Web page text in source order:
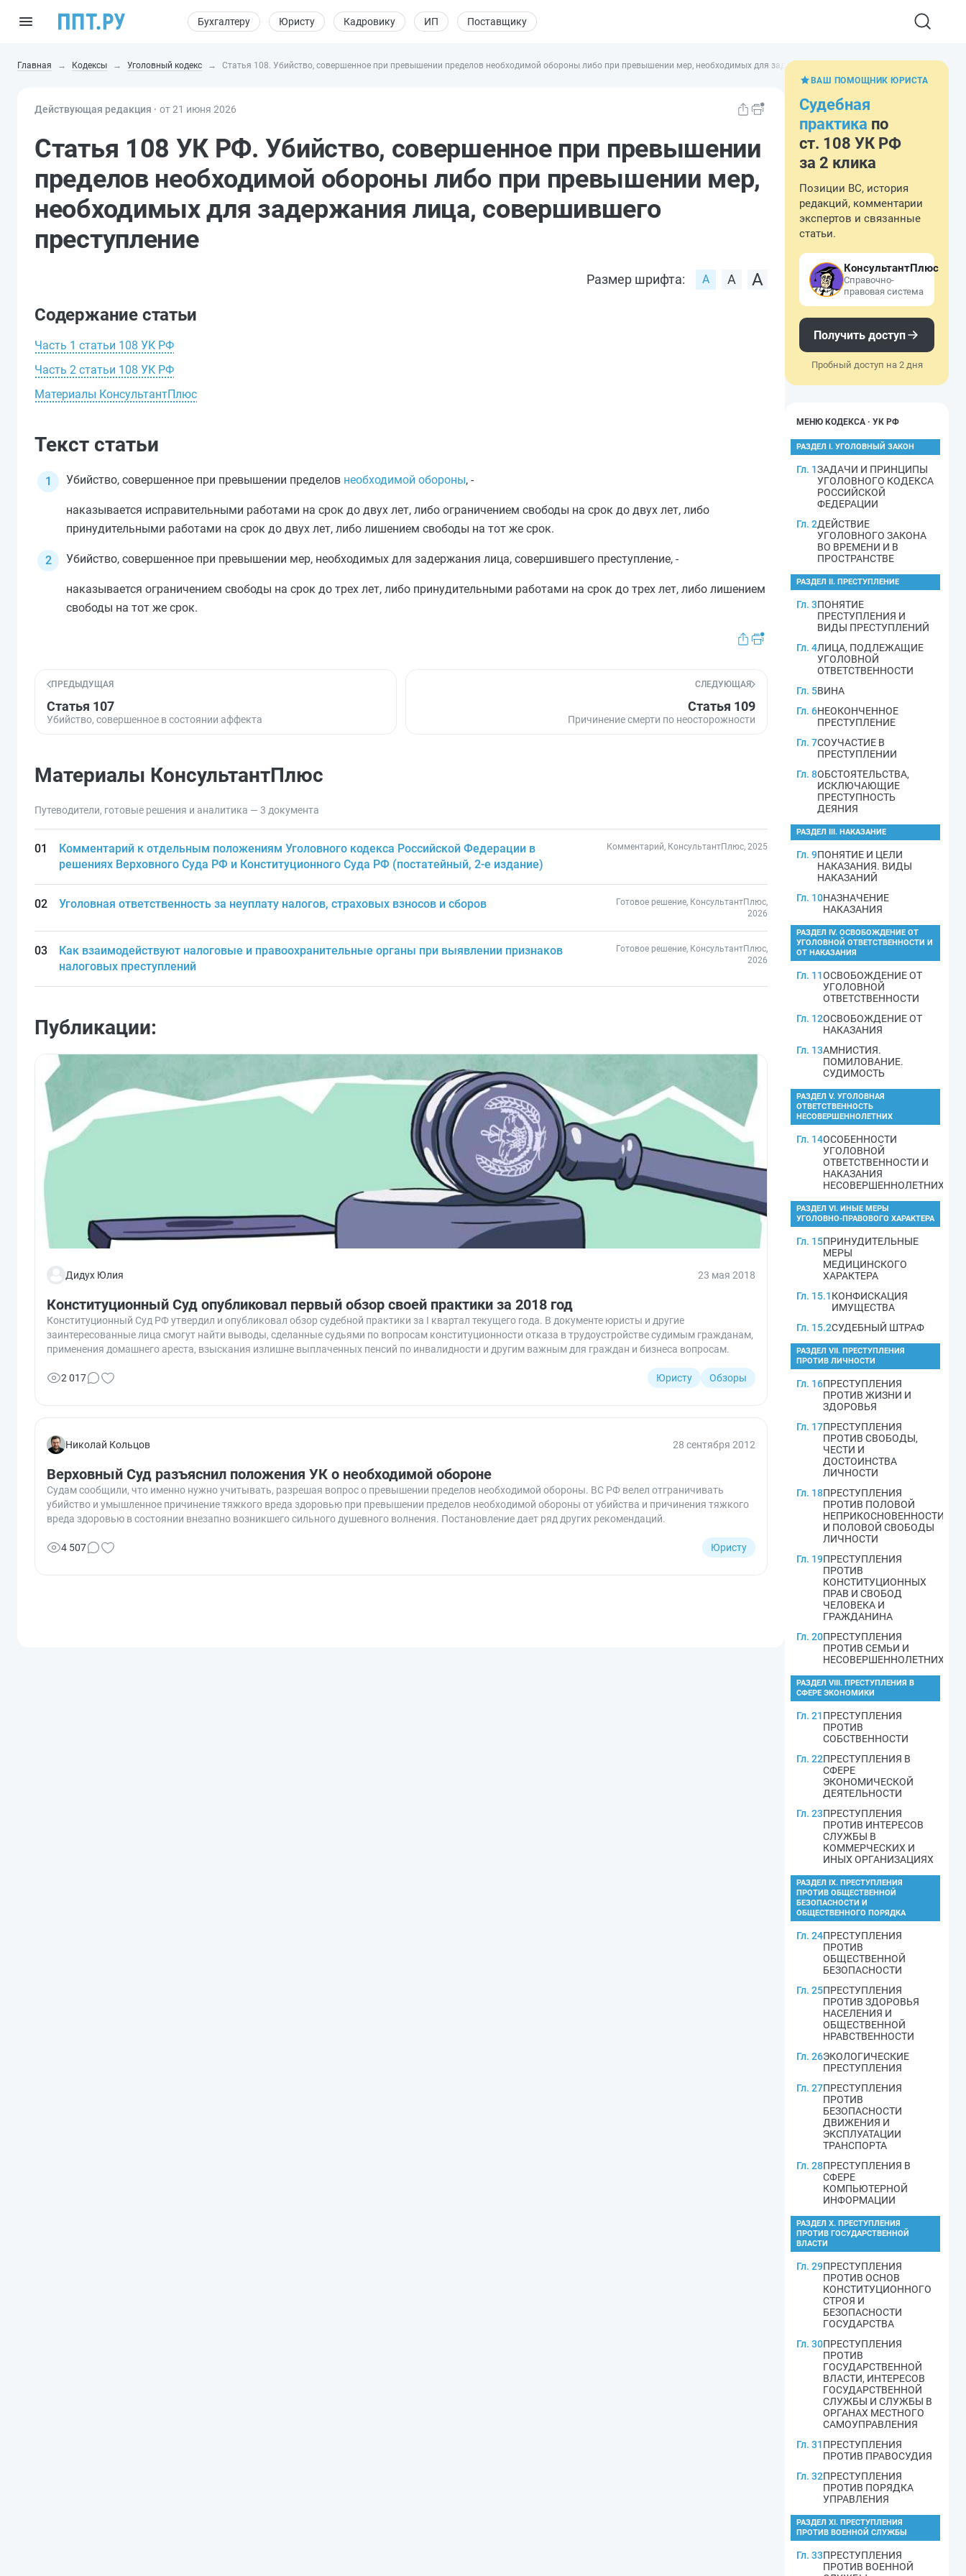
Бухгалтеру Юристу Кадровику ИП Поставщику
Главная Кодексы Уголовный кодекс Статья 108. Убийство, совершенное при превышении пределов необходимой обороны либо при превышении мер, необходимых для задержания лица, совершившего преступление
Действующая редакция ⸱ от 21 июня 2026
Статья 108 УК РФ. Убийство, совершенное при превышении
пределов необходимой обороны либо при превышении мер,
необходимых для задержания лица, совершившего
преступление
Размер шрифта:
Содержание статьи
Часть 1 статьи 108 УК РФ
Часть 2 статьи 108 УК РФ
Материалы КонсультантПлюс
Текст статьи
Убийство, совершенное при превышении пределов необходимой обороны, -
наказывается исправительными работами на срок до двух лет, либо ограничением свободы на срок до двух лет, либо
принудительными работами на срок до двух лет, либо лишением свободы на тот же срок.
Убийство, совершенное при превышении мер, необходимых для задержания лица, совершившего преступление, -
наказывается ограничением свободы на срок до трех лет, либо принудительными работами на срок до трех лет, либо лишением
свободы на тот же срок.
ПРЕДЫДУЩАЯ
Статья 107
Убийство, совершенное в состоянии аффекта
СЛЕДУЮЩАЯ
Статья 109
Причинение смерти по неосторожности
Материалы КонсультантПлюс
Путеводители, готовые решения и аналитика — 3 документа
Комментарий к отдельным положениям Уголовного кодекса Российской Федерации в
решениях Верховного Суда РФ и Конституционного Суда РФ (постатейный, 2-е издание)
Комментарий, КонсультантПлюс, 2025
Уголовная ответственность за неуплату налогов, страховых взносов и сборов
Готовое решение, КонсультантПлюс,
2026
Как взаимодействуют налоговые и правоохранительные органы при выявлении признаков
налоговых преступлений
Готовое решение, КонсультантПлюс,
2026
Публикации:
Дидух Юлия 23 мая 2018
Конституционный Суд опубликовал первый обзор своей практики за 2018 год
Конституционный Суд РФ утвердил и опубликовал обзор судебной практики за I квартал текущего года. В документе юристы и другие
заинтересованные лица смогут найти выводы, сделанные судьями по вопросам конституционности отказа в трудоустройстве судимым гражданам,
применения домашнего ареста, взыскания излишне выплаченных пенсий по инвалидности и другим важным для граждан и бизнеса вопросам.
Юристу Обзоры
2 017
Николай Кольцов 28 сентября 2012
Верховный Суд разъяснил положения УК о необходимой обороне
Судам сообщили, что именно нужно учитывать, разрешая вопрос о превышении пределов необходимой обороны. ВС РФ велел отграничивать
убийство и умышленное причинение тяжкого вреда здоровью при превышении пределов необходимой обороны от убийства и причинения тяжкого
вреда здоровью в состоянии внезапно возникшего сильного душевного волнения. Постановление дает ряд других рекомендаций.
Юристу
4 507
ВАШ ПОМОЩНИК ЮРИСТА
Судебная
практика по
ст. 108 УК РФ
за 2 клика
Позиции ВС, история
редакций, комментарии
экспертов и связанные
статьи.
КонсультантПлюс
Справочно-
правовая система
Получить доступ
Пробный доступ на 2 дня
МЕНЮ КОДЕКСА · УК РФ
РАЗДЕЛ I. УГОЛОВНЫЙ ЗАКОН
Гл. 1ЗАДАЧИ И ПРИНЦИПЫ
УГОЛОВНОГО КОДЕКСА
РОССИЙСКОЙ
ФЕДЕРАЦИИ
Гл. 2ДЕЙСТВИЕ
УГОЛОВНОГО ЗАКОНА
ВО ВРЕМЕНИ И В
ПРОСТРАНСТВЕ
РАЗДЕЛ II. ПРЕСТУПЛЕНИЕ
Гл. 3ПОНЯТИЕ
ПРЕСТУПЛЕНИЯ И
ВИДЫ ПРЕСТУПЛЕНИЙ
Гл. 4ЛИЦА, ПОДЛЕЖАЩИЕ
УГОЛОВНОЙ
ОТВЕТСТВЕННОСТИ
Гл. 5ВИНА
Гл. 6НЕОКОНЧЕННОЕ
ПРЕСТУПЛЕНИЕ
Гл. 7СОУЧАСТИЕ В
ПРЕСТУПЛЕНИИ
Гл. 8ОБСТОЯТЕЛЬСТВА,
ИСКЛЮЧАЮЩИЕ
ПРЕСТУПНОСТЬ
ДЕЯНИЯ
РАЗДЕЛ III. НАКАЗАНИЕ
Гл. 9ПОНЯТИЕ И ЦЕЛИ
НАКАЗАНИЯ. ВИДЫ
НАКАЗАНИЙ
Гл. 10НАЗНАЧЕНИЕ
НАКАЗАНИЯ
РАЗДЕЛ IV. ОСВОБОЖДЕНИЕ ОТ
УГОЛОВНОЙ ОТВЕТСТВЕННОСТИ И
ОТ НАКАЗАНИЯ
Гл. 11ОСВОБОЖДЕНИЕ ОТ
УГОЛОВНОЙ
ОТВЕТСТВЕННОСТИ
Гл. 12ОСВОБОЖДЕНИЕ ОТ
НАКАЗАНИЯ
Гл. 13АМНИСТИЯ.
ПОМИЛОВАНИЕ.
СУДИМОСТЬ
РАЗДЕЛ V. УГОЛОВНАЯ
ОТВЕТСТВЕННОСТЬ
НЕСОВЕРШЕННОЛЕТНИХ
Гл. 14ОСОБЕННОСТИ
УГОЛОВНОЙ
ОТВЕТСТВЕННОСТИ И
НАКАЗАНИЯ
НЕСОВЕРШЕННОЛЕТНИХ
РАЗДЕЛ VI. ИНЫЕ МЕРЫ
УГОЛОВНО-ПРАВОВОГО ХАРАКТЕРА
Гл. 15ПРИНУДИТЕЛЬНЫЕ
МЕРЫ
МЕДИЦИНСКОГО
ХАРАКТЕРА
Гл. 15.1КОНФИСКАЦИЯ
ИМУЩЕСТВА
Гл. 15.2СУДЕБНЫЙ ШТРАФ
РАЗДЕЛ VII. ПРЕСТУПЛЕНИЯ
ПРОТИВ ЛИЧНОСТИ
Гл. 16ПРЕСТУПЛЕНИЯ
ПРОТИВ ЖИЗНИ И
ЗДОРОВЬЯ
Гл. 17ПРЕСТУПЛЕНИЯ
ПРОТИВ СВОБОДЫ,
ЧЕСТИ И
ДОСТОИНСТВА
ЛИЧНОСТИ
Гл. 18ПРЕСТУПЛЕНИЯ
ПРОТИВ ПОЛОВОЙ
НЕПРИКОСНОВЕННОСТИ
И ПОЛОВОЙ СВОБОДЫ
ЛИЧНОСТИ
Гл. 19ПРЕСТУПЛЕНИЯ
ПРОТИВ
КОНСТИТУЦИОННЫХ
ПРАВ И СВОБОД
ЧЕЛОВЕКА И
ГРАЖДАНИНА
Гл. 20ПРЕСТУПЛЕНИЯ
ПРОТИВ СЕМЬИ И
НЕСОВЕРШЕННОЛЕТНИХ
РАЗДЕЛ VIII. ПРЕСТУПЛЕНИЯ В
СФЕРЕ ЭКОНОМИКИ
Гл. 21ПРЕСТУПЛЕНИЯ
ПРОТИВ
СОБСТВЕННОСТИ
Гл. 22ПРЕСТУПЛЕНИЯ В
СФЕРЕ
ЭКОНОМИЧЕСКОЙ
ДЕЯТЕЛЬНОСТИ
Гл. 23ПРЕСТУПЛЕНИЯ
ПРОТИВ ИНТЕРЕСОВ
СЛУЖБЫ В
КОММЕРЧЕСКИХ И
ИНЫХ ОРГАНИЗАЦИЯХ
РАЗДЕЛ IX. ПРЕСТУПЛЕНИЯ
ПРОТИВ ОБЩЕСТВЕННОЙ
БЕЗОПАСНОСТИ И
ОБЩЕСТВЕННОГО ПОРЯДКА
Гл. 24ПРЕСТУПЛЕНИЯ
ПРОТИВ
ОБЩЕСТВЕННОЙ
БЕЗОПАСНОСТИ
Гл. 25ПРЕСТУПЛЕНИЯ
ПРОТИВ ЗДОРОВЬЯ
НАСЕЛЕНИЯ И
ОБЩЕСТВЕННОЙ
НРАВСТВЕННОСТИ
Гл. 26ЭКОЛОГИЧЕСКИЕ
ПРЕСТУПЛЕНИЯ
Гл. 27ПРЕСТУПЛЕНИЯ
ПРОТИВ
БЕЗОПАСНОСТИ
ДВИЖЕНИЯ И
ЭКСПЛУАТАЦИИ
ТРАНСПОРТА
Гл. 28ПРЕСТУПЛЕНИЯ В
СФЕРЕ
КОМПЬЮТЕРНОЙ
ИНФОРМАЦИИ
РАЗДЕЛ X. ПРЕСТУПЛЕНИЯ
ПРОТИВ ГОСУДАРСТВЕННОЙ
ВЛАСТИ
Гл. 29ПРЕСТУПЛЕНИЯ
ПРОТИВ ОСНОВ
КОНСТИТУЦИОННОГО
СТРОЯ И
БЕЗОПАСНОСТИ
ГОСУДАРСТВА
Гл. 30ПРЕСТУПЛЕНИЯ
ПРОТИВ
ГОСУДАРСТВЕННОЙ
ВЛАСТИ, ИНТЕРЕСОВ
ГОСУДАРСТВЕННОЙ
СЛУЖБЫ И СЛУЖБЫ В
ОРГАНАХ МЕСТНОГО
САМОУПРАВЛЕНИЯ
Гл. 31ПРЕСТУПЛЕНИЯ
ПРОТИВ ПРАВОСУДИЯ
Гл. 32ПРЕСТУПЛЕНИЯ
ПРОТИВ ПОРЯДКА
УПРАВЛЕНИЯ
РАЗДЕЛ XI. ПРЕСТУПЛЕНИЯ
ПРОТИВ ВОЕННОЙ СЛУЖБЫ
Гл. 33ПРЕСТУПЛЕНИЯ
ПРОТИВ ВОЕННОЙ